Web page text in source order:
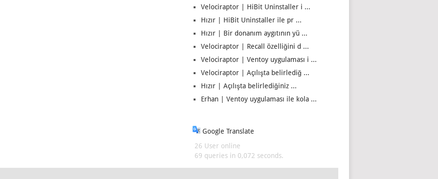
Velociraptor | HiBit Uninstaller i ...
Hızır | HiBit Uninstaller ile pr ...
Hızır | Bir donanım aygıtının yü ...
Velociraptor | Recall özelliğini d ...
Velociraptor | Ventoy uygulaması i ...
Velociraptor | Açılışta belirlediğ ...
Hızır | Açılışta belirlediğiniz ...
Erhan | Ventoy uygulaması ile kola ...
Google Translate
26 User online
69 queries in 0,072 seconds.